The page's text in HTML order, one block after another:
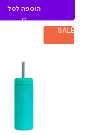
הוספה לסל
SALE